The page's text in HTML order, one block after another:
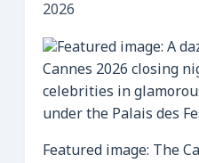
2026
Featured image: The